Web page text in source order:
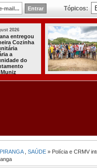
Tópicos:
2026
em aparente
a
mãe em
, SAÚDE » Polícia e CRMV